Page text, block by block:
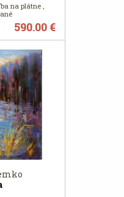
na plátne ,
590.00 €